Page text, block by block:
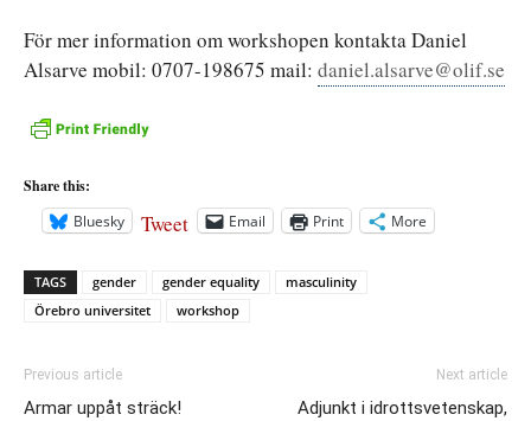
För mer information om workshopen kontakta Daniel
Alsarve mobil: 0707-198675 mail: daniel.alsarve@olif.se
Share this:
Bluesky
Tweet Email Print More
TAGS gender gender equality
masculinity
Örebro universitet
workshop
Previous article
Armar uppåt sträck!
Next article
Adjunkt i idrottsvetenskap,